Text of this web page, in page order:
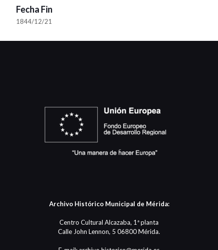
Fecha Fin
1844/12/21
Archivo Histórico Municipal de Mérida:
Centro Cultural Alcazaba, 1ª planta
Calle John Lennon, 5 06800 Mérida.